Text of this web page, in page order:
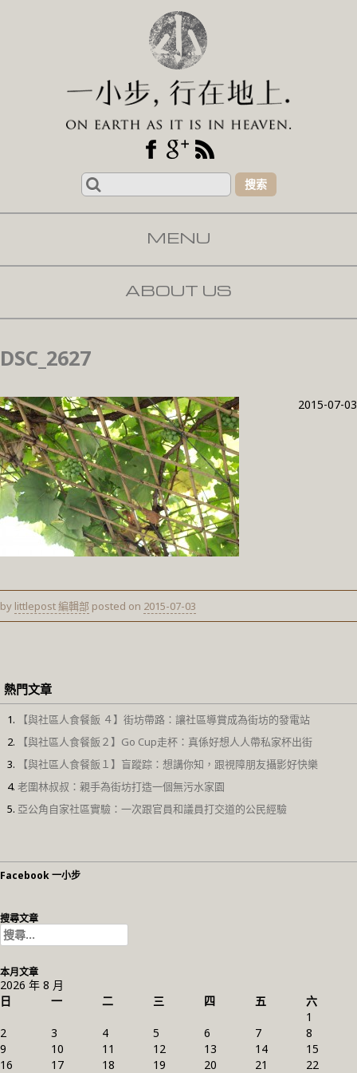
Search
for:
MENU
SKIP TO CONTENT
ABOUT US
DSC_2627
2015-07-03
by littlepost 編輯部 posted on 2015-07-03
熱門文章
【與社區人食餐飯 ４】街坊帶路：讓社區導賞成為街坊的發電站
【與社區人食餐飯２】Go Cup走杯：真係好想人人帶私家杯出街
【與社區人食餐飯１】盲蹤踪：想講你知，跟視障朋友攝影好快樂
老圍林叔叔：親手為街坊打造一個無污水家園
亞公角自家社區實驗：一次跟官員和議員打交道的公民經驗
Facebook 一小步
搜尋文章
搜
尋
關
鍵
字:
本月文章
2026 年 8 月
日
一 二 三 四 五
六
1
2
3 4 5 6 7
8
9
10 11 12 13 14
15
16
17 18 19 20 21 22